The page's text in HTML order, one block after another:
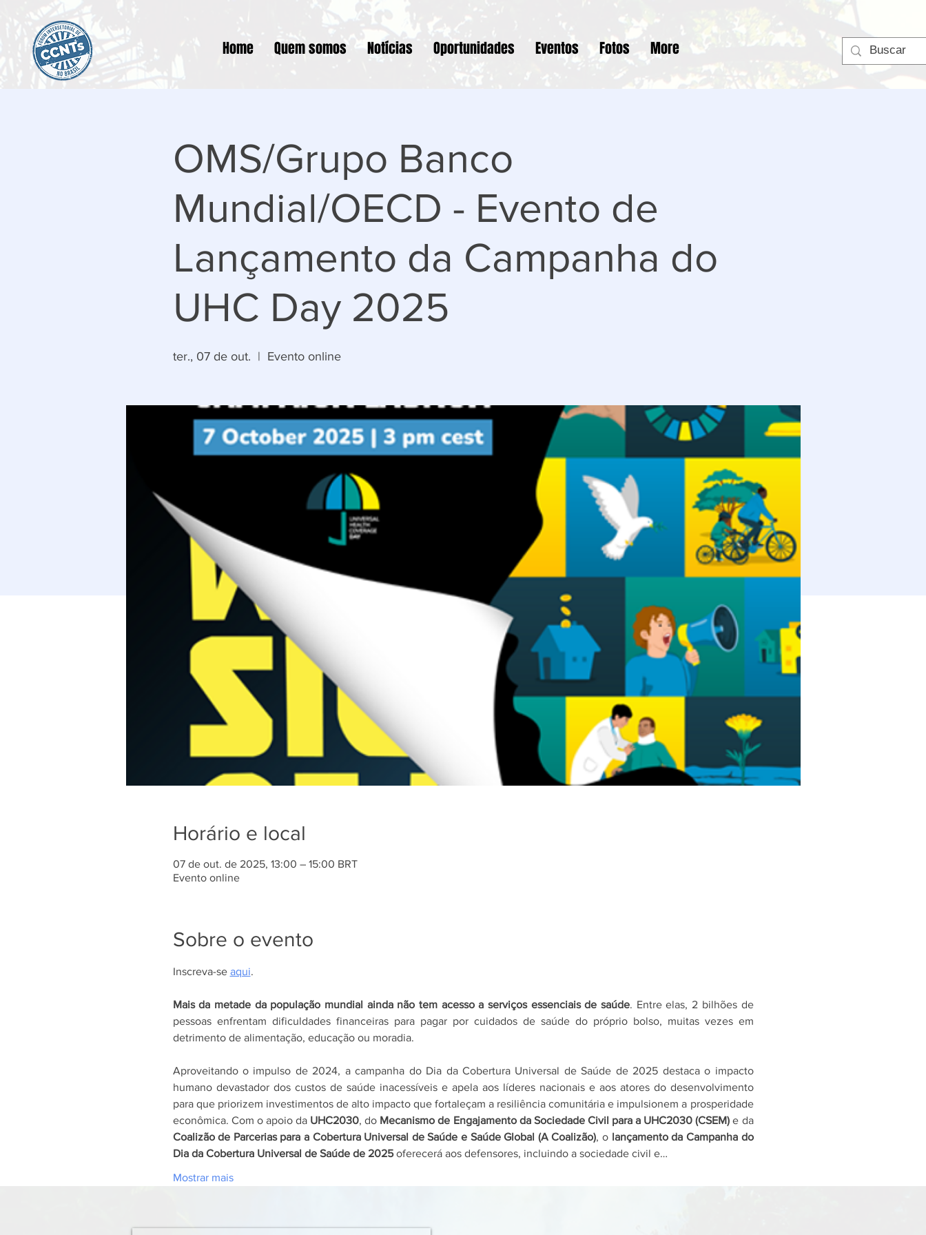
Home Quem somos Notícias Oportunidades Eventos Fotos More
OMS/Grupo Banco
Mundial/OECD - Evento de
Lançamento da Campanha do
UHC Day 2025
ter., 07 de out.
  |
Evento online
Horário e local
07 de out. de 2025, 13:00 – 15:00 BRT
Evento online
Sobre o evento
Inscreva-se aqui.
Mais da metade da população mundial ainda não tem acesso a serviços essenciais de saúde. Entre elas, 2 bilhões de
pessoas enfrentam dificuldades financeiras para pagar por cuidados de saúde do próprio bolso, muitas vezes em
detrimento de alimentação, educação ou moradia.
Aproveitando o impulso de 2024, a campanha do Dia da Cobertura Universal de Saúde de 2025 destaca o impacto
humano devastador dos custos de saúde inacessíveis e apela aos líderes nacionais e aos atores do desenvolvimento
para que priorizem investimentos de alto impacto que fortaleçam a resiliência comunitária e impulsionem a prosperidade
econômica. Com o apoio da UHC2030, do Mecanismo de Engajamento da Sociedade Civil para a UHC2030 (CSEM)
e da
Coalizão de Parcerias para a Cobertura Universal de Saúde e Saúde Global (A Coalizão), o lançamento da Campanha do
Dia da Cobertura Universal de Saúde de 2025 oferecerá aos defensores, incluindo a sociedade civil e…
Mostrar mais